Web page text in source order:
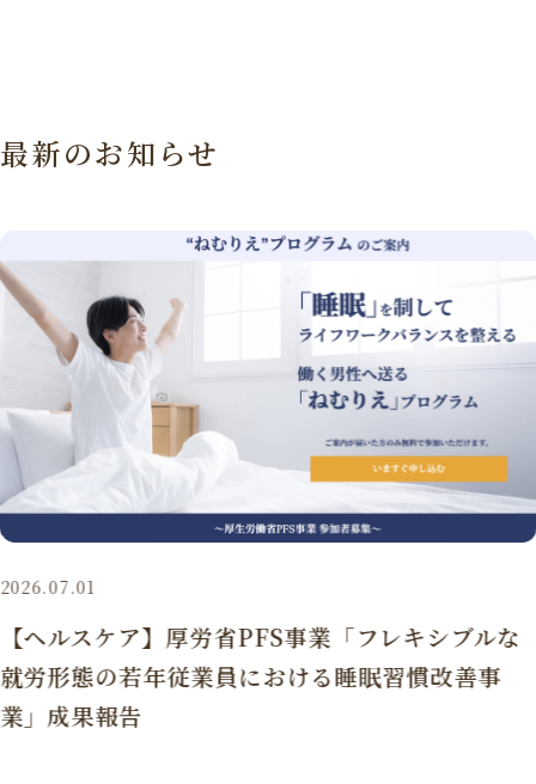
最新のお知らせ
2026.07.01
【ヘルスケア】厚労省PFS事業「フレキシブルな
就労形態の若年従業員における睡眠習慣改善事
業」成果報告